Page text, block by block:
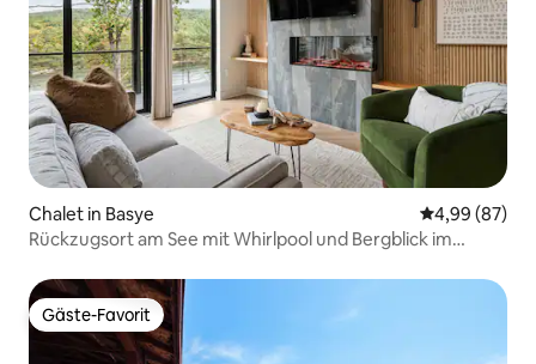
Chalet in Basye
4,99 (87)
Rückzugsort am See mit Whirlpool und Bergblick im
Gäste-Favorit
Gäste-Favorit